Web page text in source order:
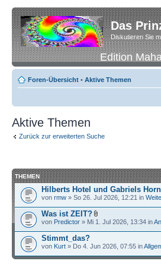
Das
Diskutieren Sie
Edition
Foren-Übersicht • Aktive Themen
Aktive Themen
Zurück zur erweiterten Suche
THEMEN
Hilberts Hotel und Gabriels Horn
von rmw » So 26. Jul 2026, 12:21 in
Was ist ZEIT?
von Predictor » Mi 1. Jul 2026, 13:34 in
Stimmt_das?
von Kurt » Do 4. Jun 2026, 07:55 in